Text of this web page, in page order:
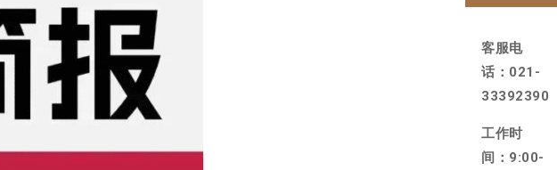
客服电
话：021-
33392390
工作时
间：9:00-